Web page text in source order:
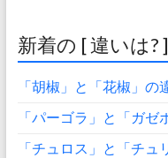
新着の [ 違いは? ]
「胡椒」と「花椒」の
「パーゴラ」と「ガゼ
「チュロス」と「チュ